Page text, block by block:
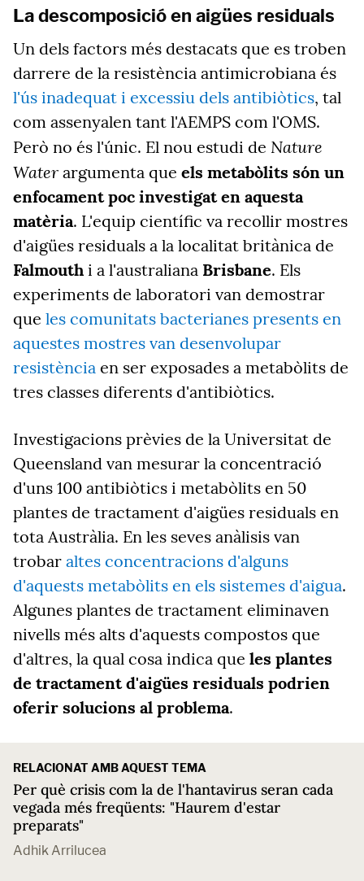
La descomposició en aigües residuals
Un dels factors més destacats que es troben
darrere de la resistència antimicrobiana és
l'ús inadequat i excessiu dels antibiòtics, tal
com assenyalen tant l'AEMPS com l'OMS.
Però no és l'únic. El nou estudi de Nature
Water argumenta que els metabòlits són un
enfocament poc investigat en aquesta
matèria. L'equip científic va recollir mostres
d'aigües residuals a la localitat britànica de
Falmouth i a l'australiana Brisbane. Els
experiments de laboratori van demostrar
que les comunitats bacterianes presents en
aquestes mostres van desenvolupar
resistència en ser exposades a metabòlits de
tres classes diferents d'antibiòtics.
Investigacions prèvies de la Universitat de
Queensland van mesurar la concentració
d'uns 100 antibiòtics i metabòlits en 50
plantes de tractament d'aigües residuals en
tota Austràlia. En les seves anàlisis van
trobar altes concentracions d'alguns
d'aquests metabòlits en els sistemes d'aigua.
Algunes plantes de tractament eliminaven
nivells més alts d'aquests compostos que
d'altres, la qual cosa indica que les plantes
de tractament d'aigües residuals podrien
oferir solucions al problema.
RELACIONAT AMB AQUEST TEMA
Per què crisis com la de l'hantavirus seran cada
vegada més freqüents: "Haurem d'estar
preparats"
Adhik Arrilucea